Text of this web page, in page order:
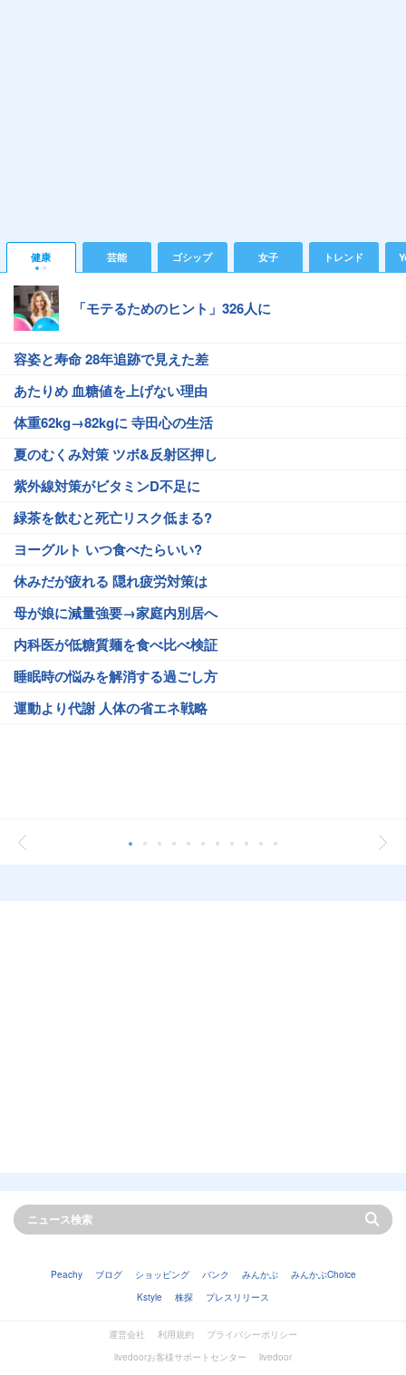
健康 芸能 ゴシップ 女子 トレンド
「モテるためのヒント」326人に
容姿と寿命 28年追跡で見えた差
あたりめ 血糖値を上げない理由
体重62kg→82kgに 寺田心の生活
夏のむくみ対策 ツボ&反射区押し
紫外線対策がビタミンD不足に
緑茶を飲むと死亡リスク低まる?
ヨーグルト いつ食べたらいい?
休みだが疲れる 隠れ疲労対策は
母が娘に減量強要→家庭内別居へ
内科医が低糖質麺を食べ比べ検証
睡眠時の悩みを解消する過ごし方
運動より代謝 人体の省エネ戦略
Peachy ブログ ショッピング バンク みんかぶ
みんかぶChoice
Kstyle
株探 プレスリリース
運営会社 利用規約
プライバシーポリシー
livedoorお客様サポートセンター
livedoor